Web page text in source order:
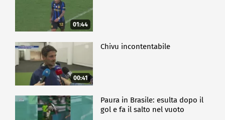
01:44
00:41
Chivu incontentabile
Paura in Brasile: esulta dopo il
gol e fa il salto nel vuoto